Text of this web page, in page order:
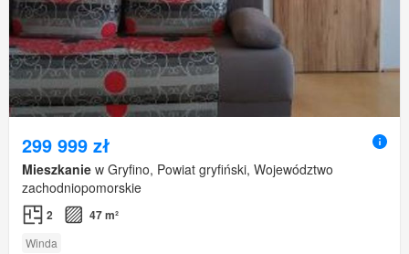
299 999 zł
Mieszkanie w Gryfino, Powiat gryfiński, Województwo
zachodniopomorskie
2 47 m²
Winda